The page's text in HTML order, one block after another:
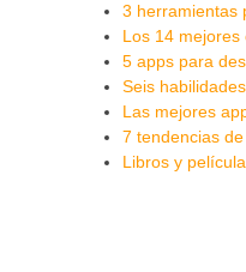
3 herramientas
Los 14
5 apps para
Seis
Las mejores
7 tendencias
Libros y